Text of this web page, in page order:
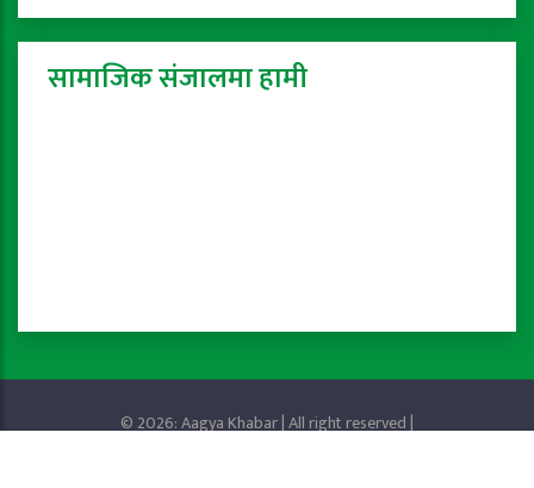
सामाजिक संजालमा हामी
© 2026: Aagya Khabar | All right reserved |